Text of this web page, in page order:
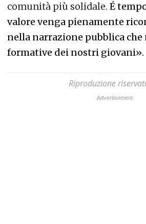
comunità più solidale. É
valore venga pienamente
nella narrazione pubblica che
formative dei nostri giovani».
Riproduzione